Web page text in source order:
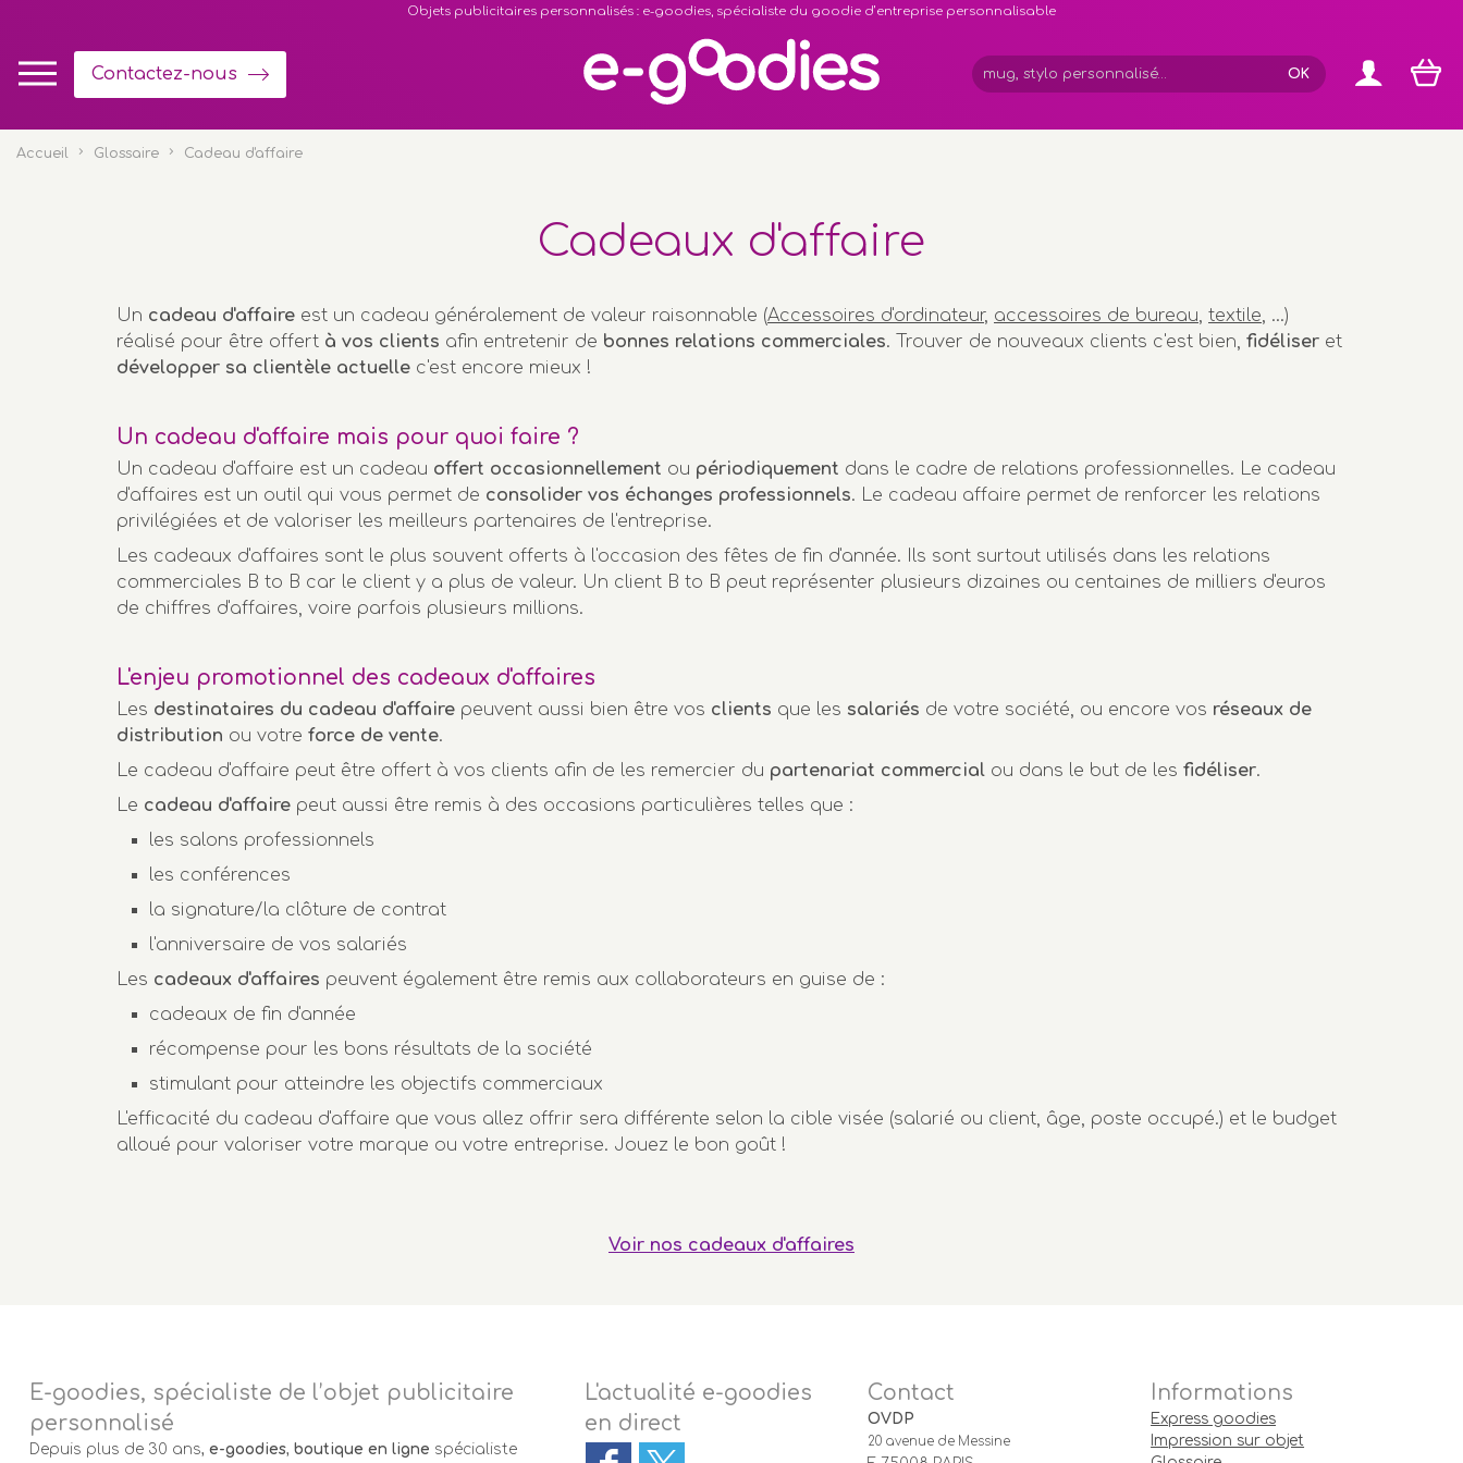
Objets publicitaires personnalisés : e-goodies, spécialiste du goodie d’entreprise personnalisable
Contactez-nous
Accueil Glossaire Cadeau d'affaire
Cadeaux d'affaire
Un cadeau d'affaire est un cadeau généralement de valeur raisonnable (Accessoires d'ordinateur, accessoires de bureau, textile, ...)
réalisé pour être offert à vos clients afin entretenir de bonnes relations commerciales. Trouver de nouveaux clients c'est bien, fidéliser et
développer sa clientèle actuelle c'est encore mieux !
Un cadeau d'affaire mais pour quoi faire ?
Un cadeau d'affaire est un cadeau offert occasionnellement ou périodiquement dans le cadre de relations professionnelles. Le cadeau
d'affaires est un outil qui vous permet de consolider vos échanges professionnels. Le cadeau affaire permet de renforcer les relations
privilégiées et de valoriser les meilleurs partenaires de l'entreprise.
Les cadeaux d'affaires sont le plus souvent offerts à l'occasion des fêtes de fin d'année. Ils sont surtout utilisés dans les relations
commerciales B to B car le client y a plus de valeur. Un client B to B peut représenter plusieurs dizaines ou centaines de milliers d'euros
de chiffres d'affaires, voire parfois plusieurs millions.
L'enjeu promotionnel des cadeaux d'affaires
Les destinataires du cadeau d'affaire peuvent aussi bien être vos clients que les salariés de votre société, ou encore vos réseaux de
distribution ou votre force de vente.
Le cadeau d'affaire peut être offert à vos clients afin de les remercier du partenariat commercial ou dans le but de les fidéliser.
Le cadeau d'affaire peut aussi être remis à des occasions particulières telles que :
les salons professionnels
les conférences
la signature/la clôture de contrat
l'anniversaire de vos salariés
Les cadeaux d'affaires peuvent également être remis aux collaborateurs en guise de :
cadeaux de fin d'année
récompense pour les bons résultats de la société
stimulant pour atteindre les objectifs commerciaux
L'efficacité du cadeau d'affaire que vous allez offrir sera différente selon la cible visée (salarié ou client, âge, poste occupé.) et le budget
alloué pour valoriser votre marque ou votre entreprise. Jouez le bon goût !
Voir nos cadeaux d'affaires
E-goodies, spécialiste de l’objet publicitaire
personnalisé
Depuis plus de 30 ans, e-goodies, boutique en ligne spécialiste
L'actualité e-goodies
en direct
Contact
OVDP
20 avenue de Messine
Informations
Express goodies
Impression sur objet